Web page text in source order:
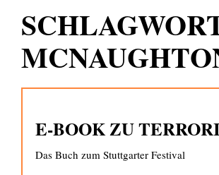
Schreiben
Referenzen
Produzieren
Übersetzen
Referenzen
E-BOOK ZU
Das Buch zum Stuttgarter Festival